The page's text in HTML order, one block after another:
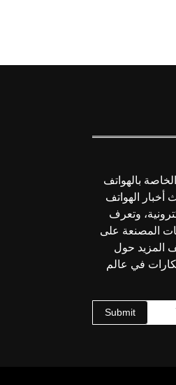
الخاصة بالهواتف
أخبار الهواتف
وتعرف
المصنعة على
المزيد حول
في عالم
Submit